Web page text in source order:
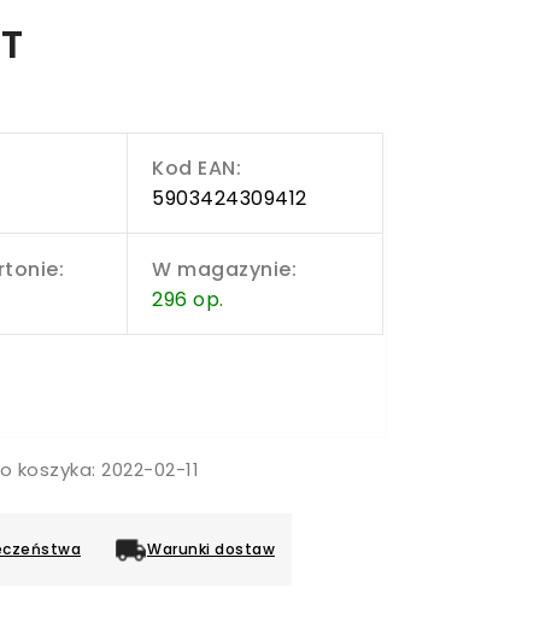
Kod EAN:
5903424309412
W magazynie:
296 op.
2022-02-11
Warunki dostaw